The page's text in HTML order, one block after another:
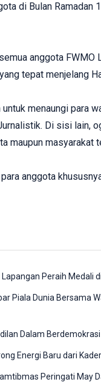
di Bulan Ramadan
anggota
tepat menjelang
menaungi para
Di sisi lain,
maupun masyarakat
anggota
Peraih Medali
Piala Dunia Bersama
Dalam Berdemokrasi
Energi Baru dari
Peringati May